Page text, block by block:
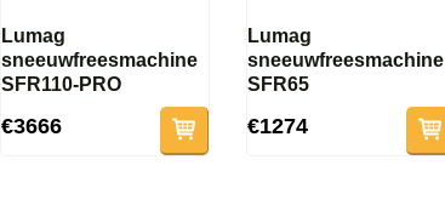
Lumag
sneeuwfreesmachine
SFR110-PRO
€3666
Lumag
sneeuwfreesmachine
SFR65
€1274